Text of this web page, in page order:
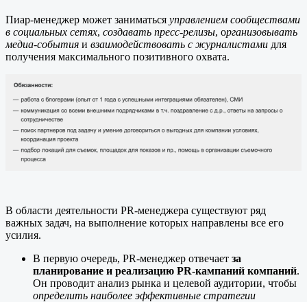
Пиар-менеджер может заниматься управлением сообществами
в социальных сетях, создавать пресс-релизы, организовывать
медиа-события и взаимодействовать с журналистами для
получения максимального позитивного охвата.
В области деятельности PR-менеджера существуют ряд
важных задач, на выполнение которых направлены все его
усилия.
В первую очередь, PR-менеджер отвечает за
планирование и реализацию PR-кампаний компаний.
Он проводит анализ рынка и целевой аудитории, чтобы
определить наиболее эффективные стратегии